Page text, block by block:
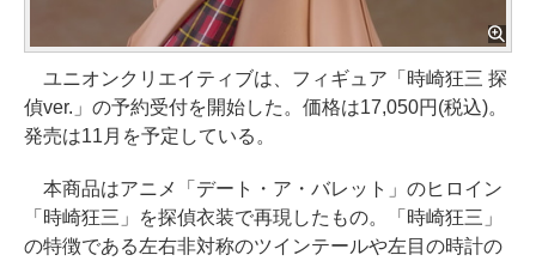
ユニオンクリエイティブは、フィギュア「時崎狂三 探
偵ver.」の予約受付を開始した。価格は17,050円(税込)。
発売は11月を予定している。
本商品はアニメ「デート・ア・バレット」のヒロイン
「時崎狂三」を探偵衣装で再現したもの。「時崎狂三」
の特徴である左右非対称のツインテールや左目の時計の